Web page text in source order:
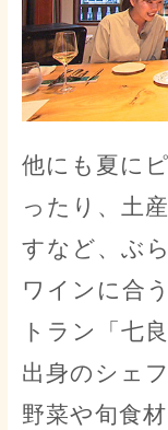
他にも夏に
ったり、土
すなど、ぶ
ワインに合
トラン「七
出身のシェ
野菜や旬食